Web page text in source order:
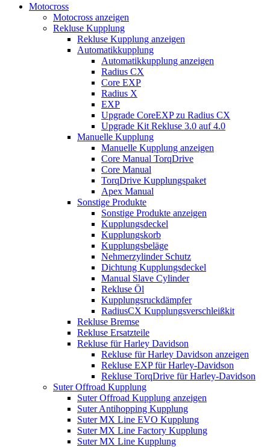
Motocross
Motocross anzeigen
Rekluse Kupplung
Rekluse Kupplung anzeigen
Automatikkupplung
Automatikkupplung anzeigen
Radius CX
Core EXP
Radius X
EXP
Upgrade CoreEXP zu Radius CX
Upgrade Kit Rekluse 3.0 auf 4.0
Manuelle Kupplung
Manuelle Kupplung anzeigen
Core Manual TorqDrive
Core Manual
TorqDrive Kupplungspaket
Apex Manual
Sonstige Produkte
Sonstige Produkte anzeigen
Kupplungsdeckel
Kupplungskorb
Kupplungsbeläge
Nehmerzylinder Schutz
Dichtung Kupplungsdeckel
Manual Slave Cylinder
Rekluse Öl
Kupplungsruckdämpfer
RadiusCX Kupplungsverschleißkit
Rekluse Bremse
Rekluse Ersatzteile
Rekluse für Harley Davidson
Rekluse für Harley Davidson anzeigen
Rekluse EXP für Harley-Davidson
Rekluse TorqDrive für Harley-Davidson
Suter Offroad Kupplung
Suter Offroad Kupplung anzeigen
Suter Antihopping Kupplung
Suter MX Line EVO Kupplung
Suter MX Line Factory Kupplung
Suter MX Line Kupplung